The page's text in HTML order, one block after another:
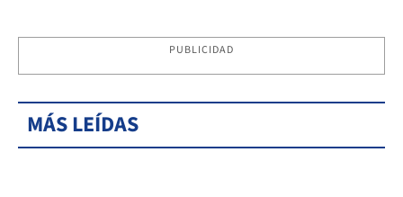
PUBLICIDAD
MÁS LEÍDAS